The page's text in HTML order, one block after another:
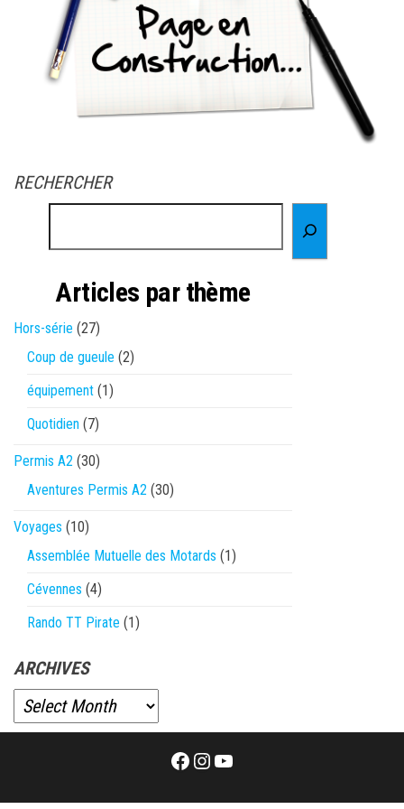
RECHERCHER
Articles par thème
Hors-série (27)
Coup de gueule (2)
équipement (1)
Quotidien (7)
Permis A2 (30)
Aventures Permis A2 (30)
Voyages (10)
Assemblée Mutuelle des Motards (1)
Cévennes (4)
Rando TT Pirate (1)
ARCHIVES
Facebook
Instagram
YouTube